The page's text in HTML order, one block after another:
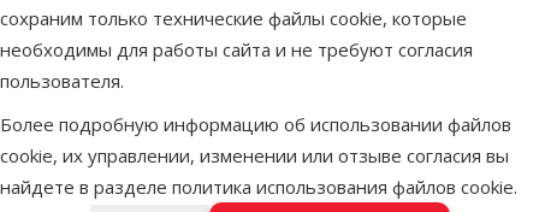
сохраним только технические файлы cookie, которые
необходимы для работы сайта и не требуют согласия
пользователя.
Более подробную информацию об использовании файлов
cookie, их управлении, изменении или отзыве согласия вы
найдете в разделе политика использования файлов cookie.
60 Open
Empire Knock
Цена
169 €
Недоступно
Бесплатная